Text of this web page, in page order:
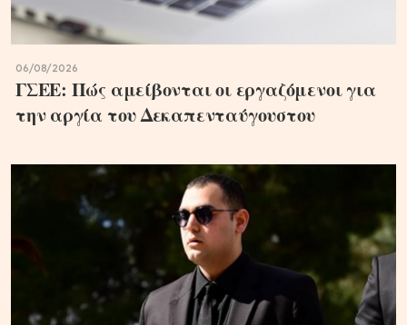
06/08/2026
ΓΣΕΕ: Πώς αμείβονται οι εργαζόμενοι για
την αργία του Δεκαπενταύγουστου